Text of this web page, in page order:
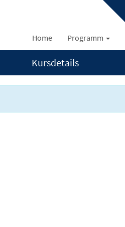
Home Programm
Kursdetails